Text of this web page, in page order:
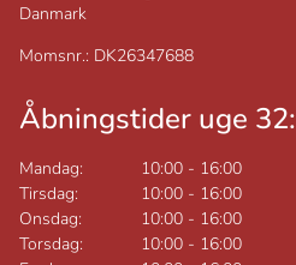
Danmark
Momsnr.: DK26347688
Åbningstider uge 32:
Mandag: 10:00 - 16:00
Tirsdag:
10:00 - 16:00
Onsdag:
10:00 - 16:00
Torsdag:
10:00 - 16:00